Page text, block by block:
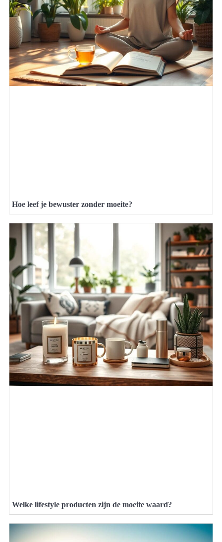
Hoe leef je bewuster zonder moeite?
Welke lifestyle producten zijn de moeite waard?